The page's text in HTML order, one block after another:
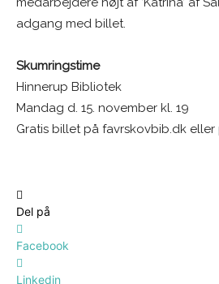
adgang med billet.
Skumringstime
Hinnerup Bibliotek
Mandag d. 15. november kl. 19
Gratis billet på favrskovbib.dk
Del på
Facebook
Linkedin